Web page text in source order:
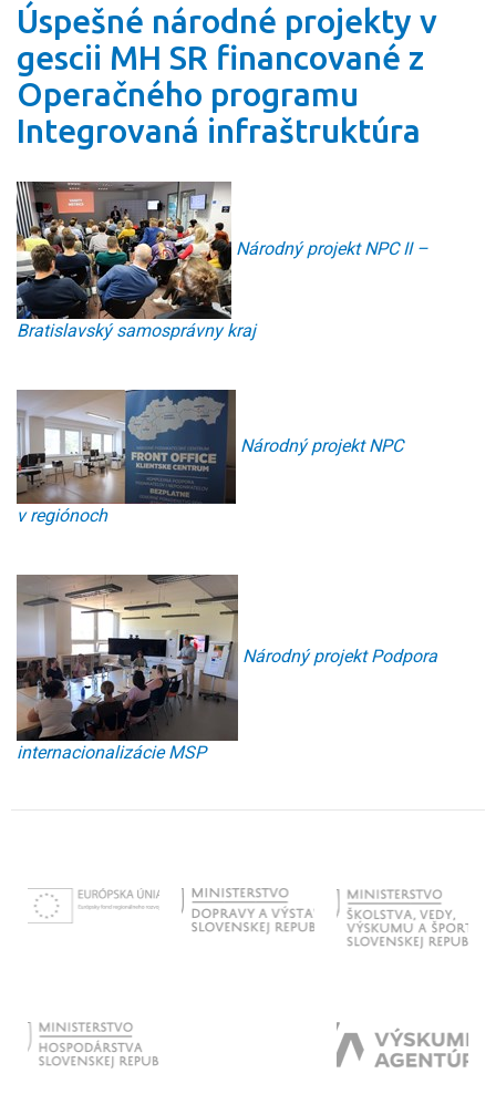
Úspešné národné projekty v
gescii MH SR financované z
Operačného programu
Integrovaná infraštruktúra
Národný projekt NPC II –
Bratislavský samosprávny kraj
Národný projekt NPC
v regiónoch
Národný projekt Podpora
internacionalizácie MSP